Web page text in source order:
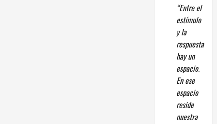
“Entre el
estímulo
y la
respuesta
hay un
espacio.
En ese
espacio
reside
nuestra